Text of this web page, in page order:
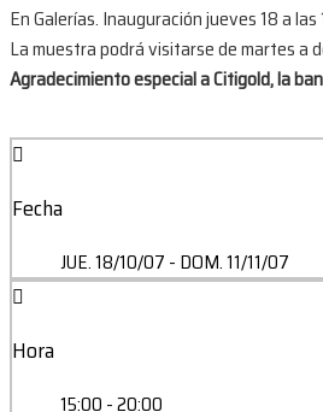
En Galerías. Inauguración jueves 18 a las
La muestra podrá visitarse de martes a
Agradecimiento especial a Citigold, la
Fecha
JUE. 18/10/07 - DOM. 11/11/07
Hora
15:00 - 20:00